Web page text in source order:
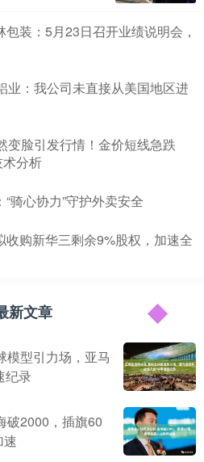
装：5月23日召开业绩说明会，
业：我公司未直接从美国地区进
变脸引发行情！金价短线急跌
分析
骑心协力”守护外卖安全
收购新华三剩余9%股权，加速全
新文章
模型引力场，亚马
纪录
破2000，插旗60
速